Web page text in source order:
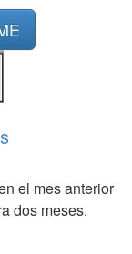
el mes anterior
dos meses.